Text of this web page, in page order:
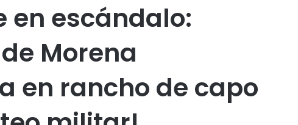
en escándalo:
Morena
en rancho de capo